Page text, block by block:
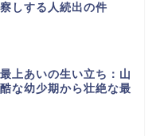
しする人続出の件
上あいの生い立ち：山
な幼少期から壮絶な最